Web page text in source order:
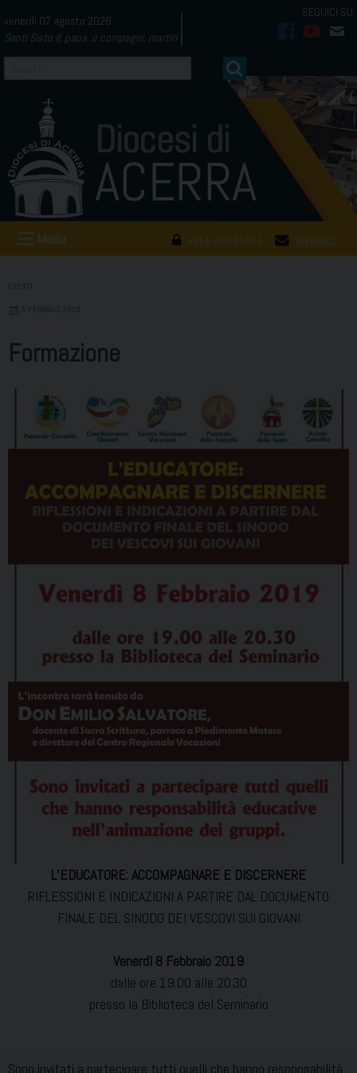
to
content
venerdì 07 agosto 2026
Santi Sisto II, papa, e compagni, martiri
AREA RISERVATA WEBMAIL
Menu
EVENTI
5 FEBBRAIO 2019
Formazione
L’EDUCATORE: ACCOMPAGNARE E DISCERNERE
RIFLESSIONI E INDICAZIONI A PARTIRE DAL DOCUMENTO
FINALE DEL SINODO DEI VESCOVI SUI GIOVANI
Venerdì 8 Febbraio 2019
dalle ore 19.00 alle 20.30
presso la Biblioteca del Seminario
Sono invitati a partecipare tutti quelli che hanno responsabilità